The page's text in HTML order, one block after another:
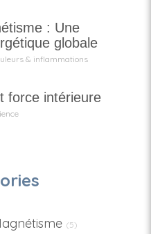
: Une
globale
& inflammations
force intérieure
(5)